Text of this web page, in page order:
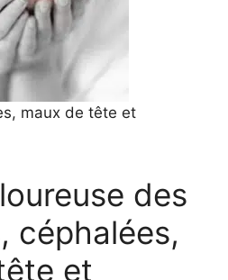
maux de tête et
des
céphalées,
et